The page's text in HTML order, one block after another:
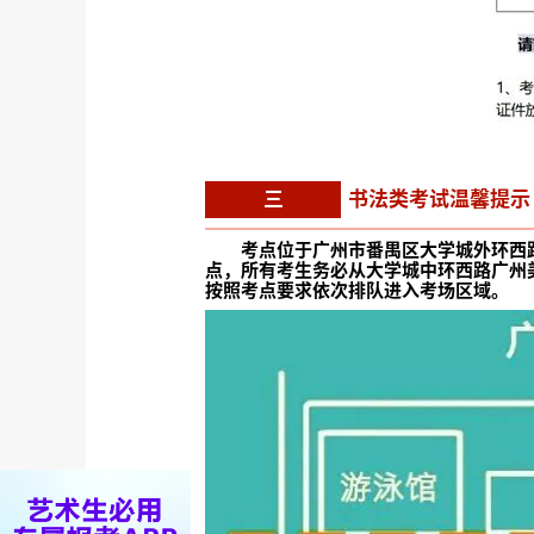
三 书法类考试温馨提示
考点位于广州市番禺区大学城外环
点，所有考生务必从大学城中环西路广
按照考点要求依次排队进入考场区域。